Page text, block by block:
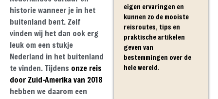
historie wanneer je in het
buitenland bent. Zelf
vinden wij het dan ook erg
leuk om een stukje
Nederland in het buitenland
te vinden. Tijdens onze reis
door Zuid-Amerika van 2018
hebben we daarom een
eigen ervaringen en
kunnen zo de mooiste
reisroutes, tips en
praktische artikelen
geven van
bestemmingen over de
hele wereld.